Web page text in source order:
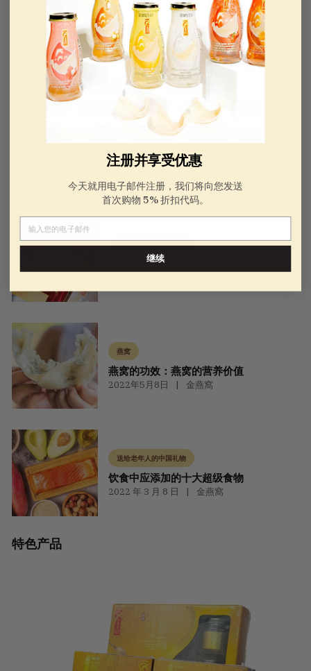
美丽与健康 金丝燕唾液 有机鸡精
给老年人的中国礼物 中国礼物创意 中国新年礼物 胶原蛋白饮品
燕窝 食用燕窝食谱 为女性准备的礼物
美国制造 美国制造
新闻与公告
健康养生日常
送给老年人的中国礼物
2026年春节送礼须知：宜与忌
燕窝
燕窝的功效：燕窝的营养价值
2022年5月8日 金燕窩
送给老年人的中国礼物
饮食中应添加的十大超级食物
2022 年 3 月 8 日 金燕窩
特色产品
注册并享受优惠
今天就用电子邮件注册，我们将向您发送
首次购物 5% 折扣代码。
继续